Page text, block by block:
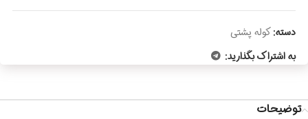
دسته:کوله پشتی
به اشتراک بگذارید:
توضیحات